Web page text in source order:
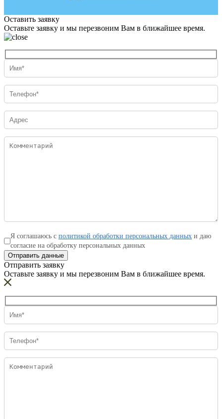
Оставить заявку
Оставьте заявку и мы перезвоним Вам в ближайшее время.
Я соглашаюсь с политикой обработки персональных данных и даю
согласие на обработку персональных данных
Отправить данные
Отправить заявку
Оставьте заявку и мы перезвоним Вам в ближайшее время.